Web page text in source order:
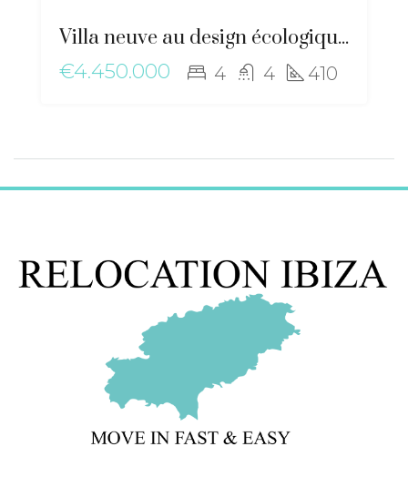
Villa neuve au design écologique et au charme méditerranéen, proche de Santa Gertrudis – ma-2506
€4.450.000
4 4 410